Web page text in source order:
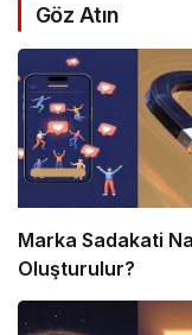
Göz Atın
Marka Sadakati
Oluşturulur?